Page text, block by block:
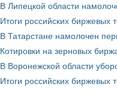
В Липецкой области
Итоги российских биржевых
В Татарстане намолочен
Котировки на зерновых
В Воронежской области
Итоги российских биржевых